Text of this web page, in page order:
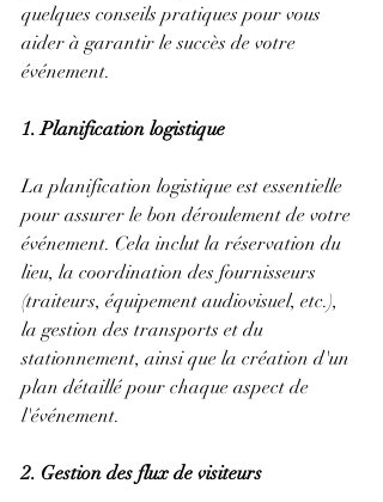
quelques conseils pratiques pour vous
aider à garantir le succès de votre
événement.
1. Planification logistique
La planification logistique est essentielle
pour assurer le bon déroulement de votre
événement. Cela inclut la réservation du
lieu, la coordination des fournisseurs
(traiteurs, équipement audiovisuel, etc.),
la gestion des transports et du
stationnement, ainsi que la création d'un
plan détaillé pour chaque aspect de
l'événement.
2. Gestion des flux de visiteurs